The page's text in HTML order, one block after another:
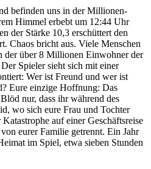
befinden uns in der Millionen-
Himmel erbebt um 12:44 Uhr
der Stärke 10,3 erschüttert den
Chaos bricht aus. Viele Menschen
der über 8 Millionen Einwohner der
Spieler sieht sich mit einer
Wer ist Freund und wer ist
Eure einzige Hoffnung: Das
nur, dass ihr während des
wo sich eure Frau und Tochter
auf einer Geschäftsreise
eurer Familie getrennt. Ein Jahr
im Spiel, etwa sieben Stunden